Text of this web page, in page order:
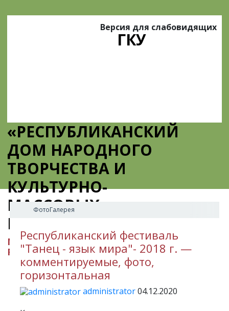
ГКУ
«РЕСПУБЛИКАНСКИЙ
ДОМ НАРОДНОГО
ТВОРЧЕСТВА И
КУЛЬТУРНО-
МАССОВЫХ
МЕРОПРИЯТИЙ»
МИНИСТЕРСТВО КУЛЬТУРЫ
РЕСПУБЛИКИ ИНГУШЕТИЯ
Версия для слабовидящих
ФотоГалерея
Республиканский фестиваль
"Танец - язык мира"- 2018 г. —
комментируемые, фото,
горизонтальная
administrator04.12.2020